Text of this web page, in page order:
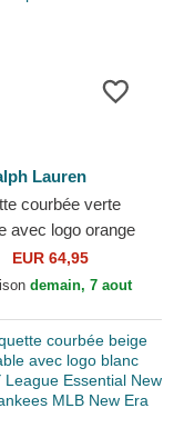
Lauren
courbée verte
avec logo orange
Classic Sport
Lauren
EUR 64,95
demain, 7 aout